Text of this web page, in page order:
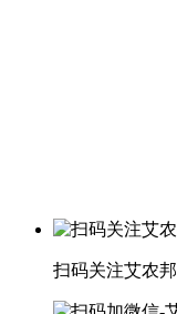
扫码关注艾农邦